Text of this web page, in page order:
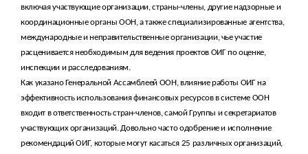
включая участвующие организации, страны-члены, другие надзорные и
координационные органы ООН, а также специализированные агентства,
международные и неправительственные организации, чье участие
расценивается необходимым для ведения проектов ОИГ по оценке,
инспекции и расследованиям.
Как указано Генеральной Ассамблеей ООН, влияние работы ОИГ на
эффективность использования финансовых ресурсов в системе ООН
входит в ответственность стран-членов, самой Группы и секретариатов
участвующих организаций. Довольно часто одобрение и исполнение
рекомендаций ОИГ, которые могут касаться 25 различных организаций,